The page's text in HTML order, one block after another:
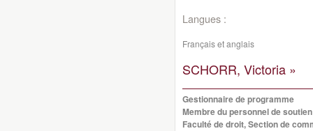
Langues :
Français et anglais
SCHORR, Victoria »
Gestionnaire de programme
Membre du personnel de soutien
Faculté de droit, Section de